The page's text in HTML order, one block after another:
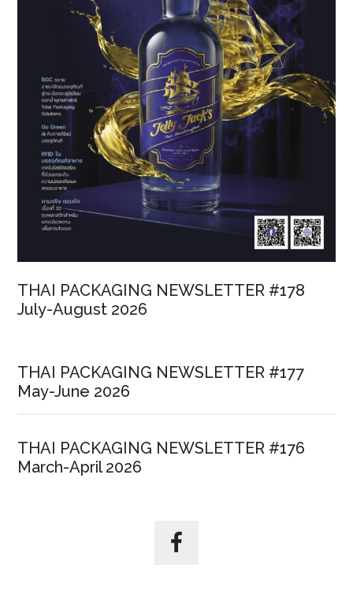
สร้าง
สุขภาพ
กว่า
เดิม
THAI PACKAGING NEWSLETTER #178
July-August 2026
THAI PACKAGING NEWSLETTER #177
May-June 2026
THAI PACKAGING NEWSLETTER #176
March-April 2026